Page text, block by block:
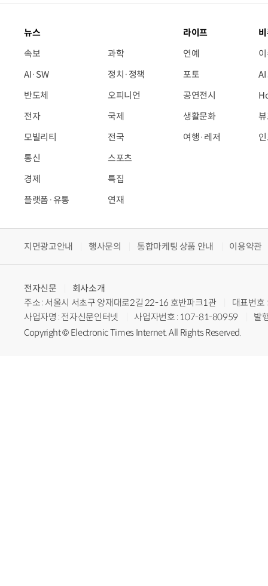
뉴스
속보
AI·SW
반도체
전자
모빌리티
통신
경제
플랫폼·유통
과학
정치·정책
오피니언
국제
전국
스포츠
특집
연재
라이프
연예
포토
공연전시
생활문화
여행·레저
지면광고안내 행사문의 통합마케팅 상품 안내 이용약관
전자신문
회사소개
주소 : 서울시 서초구 양재대로2길 22-16 호반파크1관
대표번
사업자명 : 전자신문인터넷
사업자번호 : 107-81-80959
발
Copyright © Electronic Times Internet. All Rights Reserved.